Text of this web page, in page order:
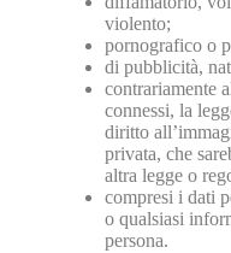
violento;
pornografico o
di pubblicità,
contrariamente
connessi, la
diritto
privata, che
altra legge o
compresi i dati
o qualsiasi
persona.